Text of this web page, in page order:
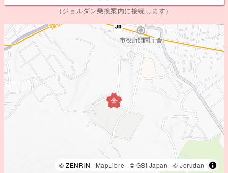
（ジョルダン乗換案内に接続します）
© ZENRIN | MapLibre | © GSI Japan |© Jorudan